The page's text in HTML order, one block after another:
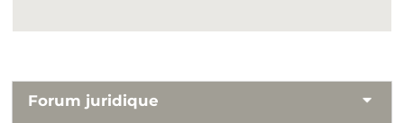
Forum juridique